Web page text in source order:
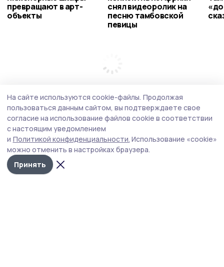
превращают в арт-
объекты
снял видеоролик на
песню тамбовской
певицы
На сайте используются cookie-файлы. Продолжая
пользоваться данным сайтом, вы подтверждаете свое
согласие на использование файлов cookie в соответствии
с настоящим уведомлением
и Политикой конфиденциальности. Использование «cookie»
можно отменить в настройках браузера.
Принять